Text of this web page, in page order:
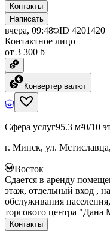
Контакты
Написать
вчера, 09:48 ID 4201420
Контактное лицо
от 3 300 ƃ
Конвертер валют
Сфера услуг95.3 м²0/10
г. Минск, ул.
Восток
Сдается в аренду
этаж, отдельный вход ,
обслуживания
торгового центра "Дана
Контакты